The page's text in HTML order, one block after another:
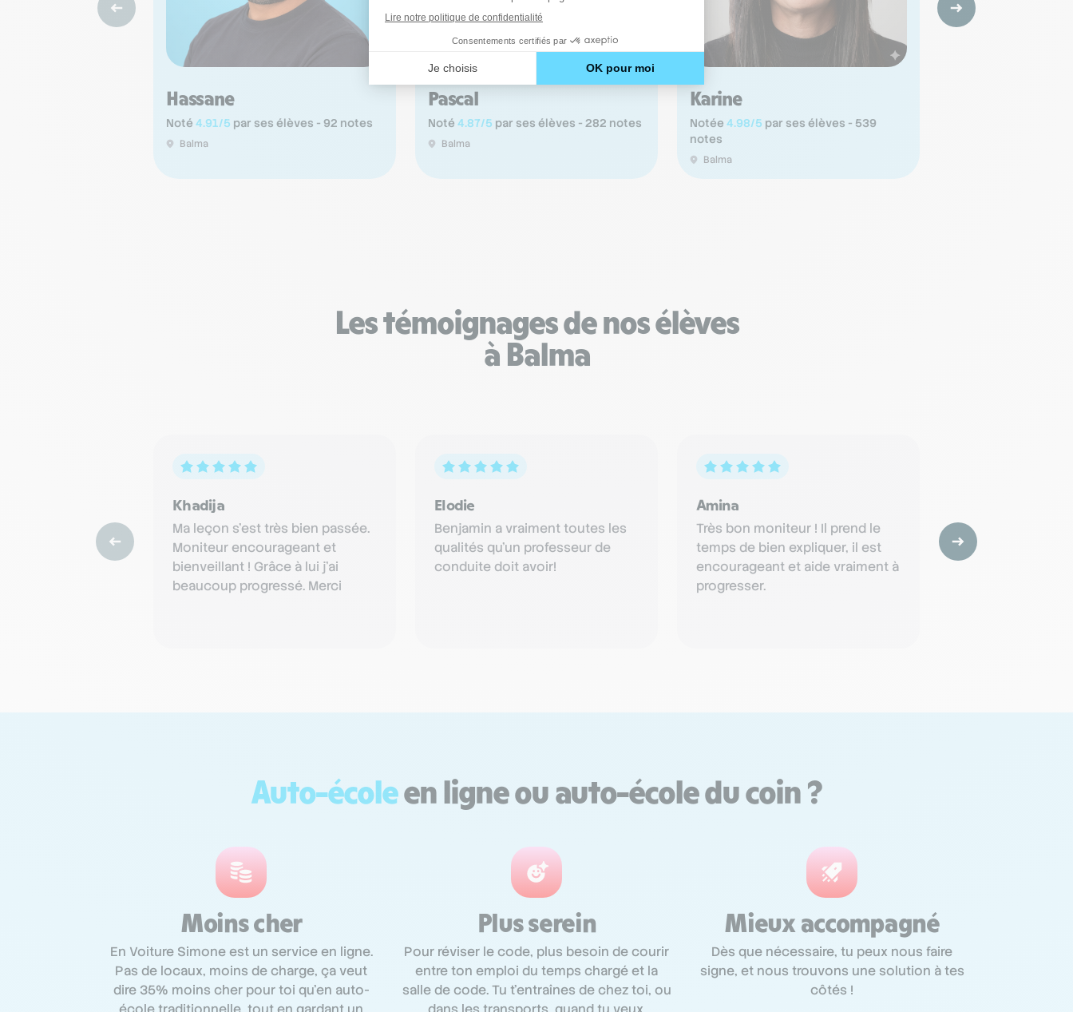
Hassane
Noté 4.91/5 par ses élèves - 92 notes
Balma
Pascal
Noté 4.87/5 par ses élèves - 282 notes
Balma
Karine
Notée 4.98/5 par ses élèves - 539
notes
Balma
Les témoignages de nos élèves
à Balma
Khadija
Ma leçon s'est très bien passée.
Moniteur encourageant et
bienveillant ! Grâce à lui j’ai
beaucoup progressé. Merci
Elodie
Benjamin a vraiment toutes les
qualités qu'un professeur de
conduite doit avoir!
Amina
Très bon moniteur ! Il prend le
temps de bien expliquer, il est
encourageant et aide vraiment à
progresser.
Merci beaucoup !
permis grâce a
très
Auto-écoleen ligne ou auto-école du coin ?
Moins cher
En Voiture Simone est un service en ligne.
Pas de locaux, moins de charge, ça veut
dire 35% moins cher pour toi qu’en auto-
Plus serein
Pour réviser le code, plus besoin de courir
entre ton emploi du temps chargé et la
salle de code. Tu t'entraînes de chez toi, ou
Mieux accompagné
Dès que nécessaire, tu peux nous faire
signe, et nous trouvons une solution à tes
côtés !